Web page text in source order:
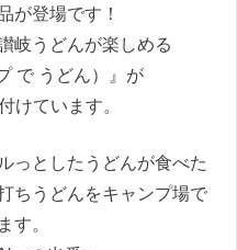
が登場です！
岐うどんが楽しめる
で うどん）』が
けています。
っとしたうどんが食べた
ちうどんをキャンプ場で
す。